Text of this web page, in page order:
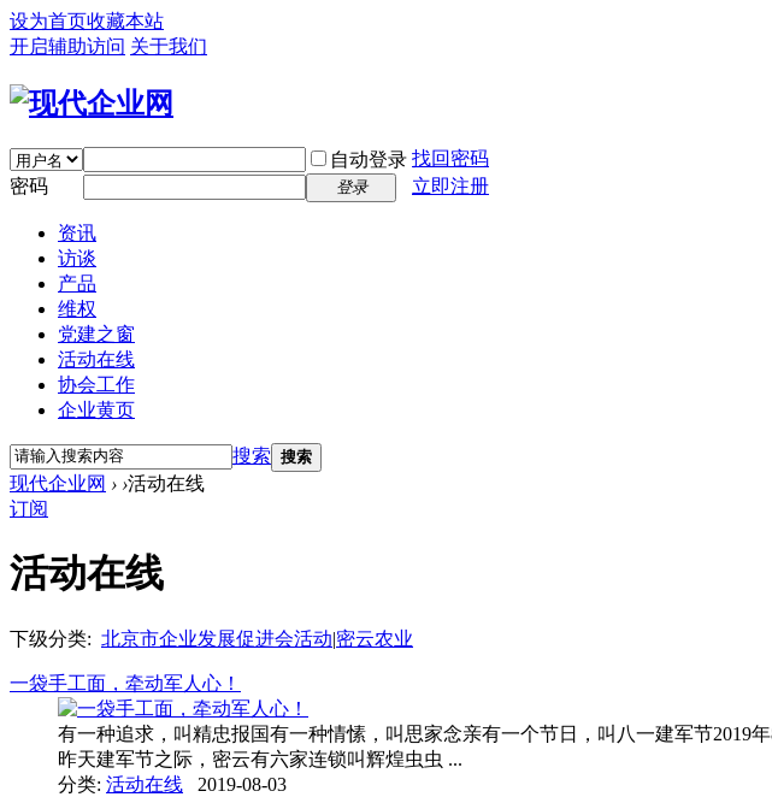
设为首页收藏本站
开启辅助访问 关于我们
自动登录 找回密码
密码
登录 立即注册
资讯
访谈
产品
维权
党建之窗
活动在线
协会工作
企业黄页
搜索 搜索
现代企业网 › ›活动在线
订阅
活动在线
下级分类: 北京市企业发展促进会活动|密云农业
一袋手工面，牵动军人心！
有一种追求，叫精忠报国有一种情愫，叫思家念亲有一个节日，叫八一建军节2019
昨天建军节之际，密云有六家连锁叫辉煌虫虫 ...
分类: 活动在线 2019-08-03